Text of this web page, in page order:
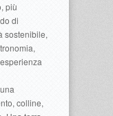
più
di
sostenibile,
colline,